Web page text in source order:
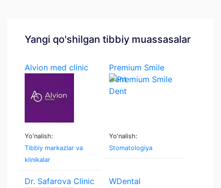
Yangi qo'shilgan tibbiy muassasalar
Alvion med clinic
Yo'nalish:
Tibbiy markazlar va
klinikalar
Premium Smile
Dent
Yo'nalish:
Stomatologiya
Dr. Safarova Clinic WDental